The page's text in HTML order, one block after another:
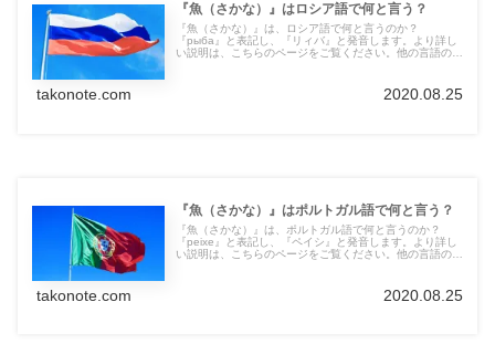
『魚（さかな）』はロシア語で何と言う？
『魚（さかな）』は、ロシア語で何と言うのか？
『рыба』と表記し、『リィバ』と発音します。より詳し
い説明は、こちらのページをご覧ください。他の言語の言
takonote.com 2020.08.25
『魚（さかな）』はポルトガル語で何と言う？
『魚（さかな）』は、ポルトガル語で何と言うのか？
『peixe』と表記し、『ペイシ』と発音します。より詳し
い説明は、こちらのページをご覧ください。他の言語の言
takonote.com 2020.08.25